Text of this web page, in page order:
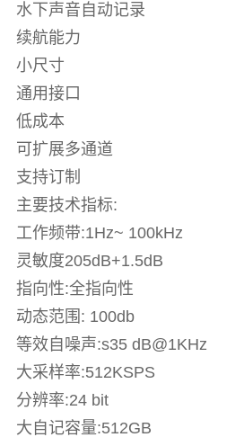
水下声音自动记录
续航能力
小尺寸
通用接口
低成本
可扩展多通道
支持订制
主要技术指标:
工作频带:1Hz~ 100kHz
灵敏度205dB+1.5dB
指向性:全指向性
动态范围: 100db
等效自噪声:s35 dB@1KHz
大采样率:512KSPS
分辨率:24 bit
大自记容量:512GB